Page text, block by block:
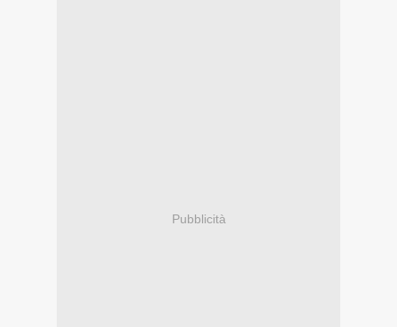
Pubblicità